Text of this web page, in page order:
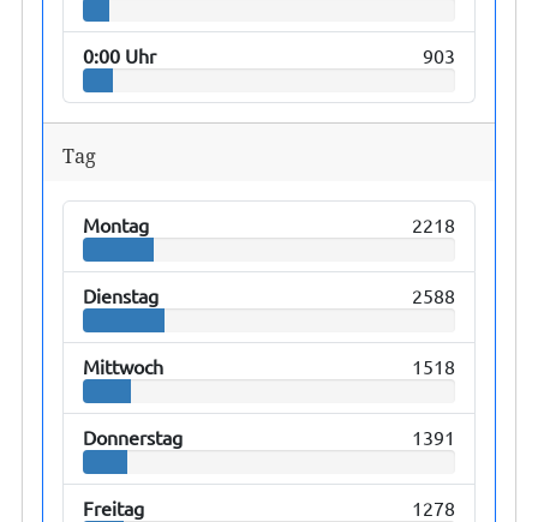
0:00 Uhr 903
Tag
Montag 2218
Dienstag 2588
Mittwoch 1518
Donnerstag 1391
Freitag 1278